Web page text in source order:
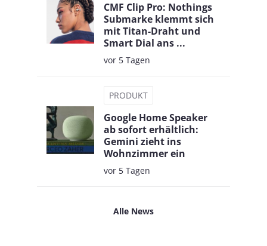
CMF Clip Pro: Nothings
Submarke klemmt sich
mit Titan-Draht und
Smart Dial ans ...
vor 5 Tagen
PRODUKT
Google Home Speaker
ab sofort erhältlich:
Gemini zieht ins
Wohnzimmer ein
vor 5 Tagen
Alle News